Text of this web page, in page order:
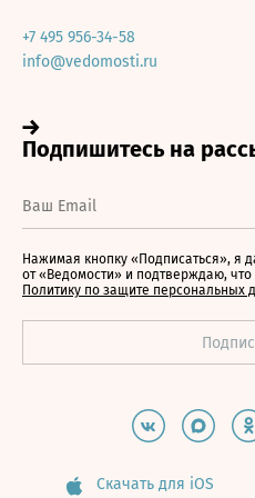
+7 495 956-34-58
info@vedomosti.ru
Нажимая кнопку «Подписаться», я
от «Ведомости» и подтверждаю,
Политику по защите персональных
Скачать для iOS